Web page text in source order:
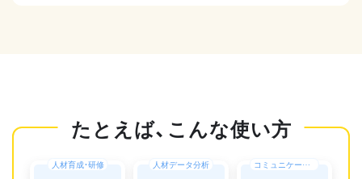
人材育成・研修
人材データ分析
コミュニケーション